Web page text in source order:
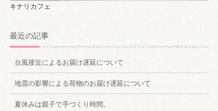
キナリカフェ
最近の記事
台風接近によるお届け遅延について
地震の影響による荷物のお届け遅延について
夏休みは親子で手づくり時間。